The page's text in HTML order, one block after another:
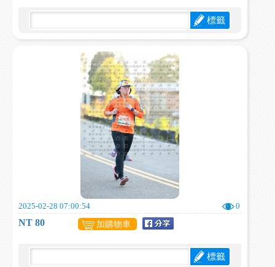
標籤
2025-02-28 07:00:54 0
NT 80 加購物車
標籤